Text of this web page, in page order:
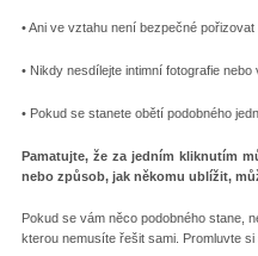
• Ani ve vztahu není bezpečné
• Nikdy nesdílejte intimní fotografie
• Pokud se stanete obětí podobného
Pamatujte, že za jedním kliknutím
nebo způsob, jak někomu ublížit,
Pokud se vám něco podobného stane,
kterou nemusíte řešit sami. Promluvte